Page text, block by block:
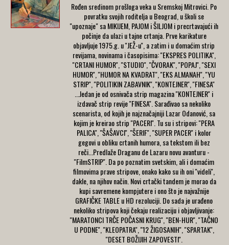
Rođen sredinom prošloga veka u Sremskoj Mitrovici. Po
povratku svojih roditelja u Beograd, u školi se
"upoznaje" sa MIKIJEM, PAJOM i ŠILJOM i precrtavajući ih
počinje da ulazi u tajne crtanja. Prve karikature
objavljuje 1975.g. u ''JEŽ-u'', a zatim i u domaćim strip
revijama, novinama i časopisima: ''EKSPRES POLITIKA'',
''CRTANI HUMOR'', ''STUDIO'', ''ČVORAK'', ''POPAJ'', ''SEXI
HUMOR'', ''HUMOR NA KVADRAT'', ''EKS ALMANAH'', ''YU
STRIP'', ''POLITIKIN ZABAVNIK'', ''KONTEJNER'', ''FINESA''
...Jedan je od osnivača strip magazina ''KONTEJNER'' i
izdavač strip revije ''FINESA''. Sarađivao sa nekoliko
scenarista, od kojih je najznačajniji Lazar Odanović, sa
kojim je kreirao strip ''PACERI''. Tu su i stripovi: ''PERA
PALICA'', ''ŠAŠAVCI'', ''ŠERIF'', ''SUPER PACER'' i kolor
gegovi u obliku crtanih humora, sa tekstom ili bez
reči...Predlaže Draganu de Lazaru novu avanturu -
''FilmSTRIP''. Da po poznatim svetskim, ali i domaćim
filmovima prave stripove, onako kako su ih oni ''videli'',
dakle, na njihov način. Novi crtački tandem je morao da
kupi savremene kompjutere i ono što je najvažnije
GRAFIČKE TABLE u HD rezoluciji. Do sada je urađeno
nekoliko stripova koji čekaju realizaciju i objavljivanje:
''MARATONCI TRČE POČASNI KRUG'', ''BEN-HUR'', ''TAČNO
U PODNE'', ''KLEOPATRA'', ''12 ŽIGOSANIH'', ''SPARTAK'',
''DESET BOŽIJIH ZAPOVESTI''.